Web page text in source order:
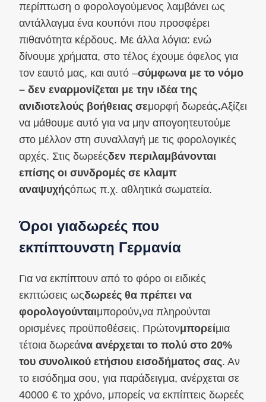
περίπτωση ο φορολογούμενος λαμβάνει ως
αντάλλαγμα ένα κουπόνι που προσφέρει
πιθανότητα κέρδους. Με άλλα λόγια: ενώ
δίνουμε χρήματα, στο τέλος έχουμε όφελος για
τον εαυτό μας, και αυτό –σύμφωνα με το νόμο
– δεν εναρμονίζεται με την ιδέα της
ανιδιοτελούς βοήθειας σεμορφή δωρεάς.Αξίζει
να μάθουμε αυτό για να μην απογοητευτούμε
στο μέλλον στη συναλλαγή με τις φορολογικές
αρχές. Στις δωρεέςδεν περιλαμβάνονται
επίσης οι συνδρομές σε κλαμπ
αναψυχήςόπως π.χ. αθλητικά σωματεία.
Όροι γιαδωρεές που
εκπίπτουνστη Γερμανία
Για να εκπίπτουν από το φόρο οι ειδικές
εκπτώσεις ωςδωρεές θα πρέπει να
φορολογούνταιμπορούν,να πληρούνται
ορισμένες προϋποθέσεις. Πρώτονμπορείμια
τέτοια δωρεάνα ανέρχεται το πολύ στο 20%
του συνολικού ετήσιου εισοδήματος σας. Αν
το εισόδημα σου, για παράδειγμα, ανέρχεται σε
40000 € το χρόνο, μπορείς να εκπίπτεις δωρεές